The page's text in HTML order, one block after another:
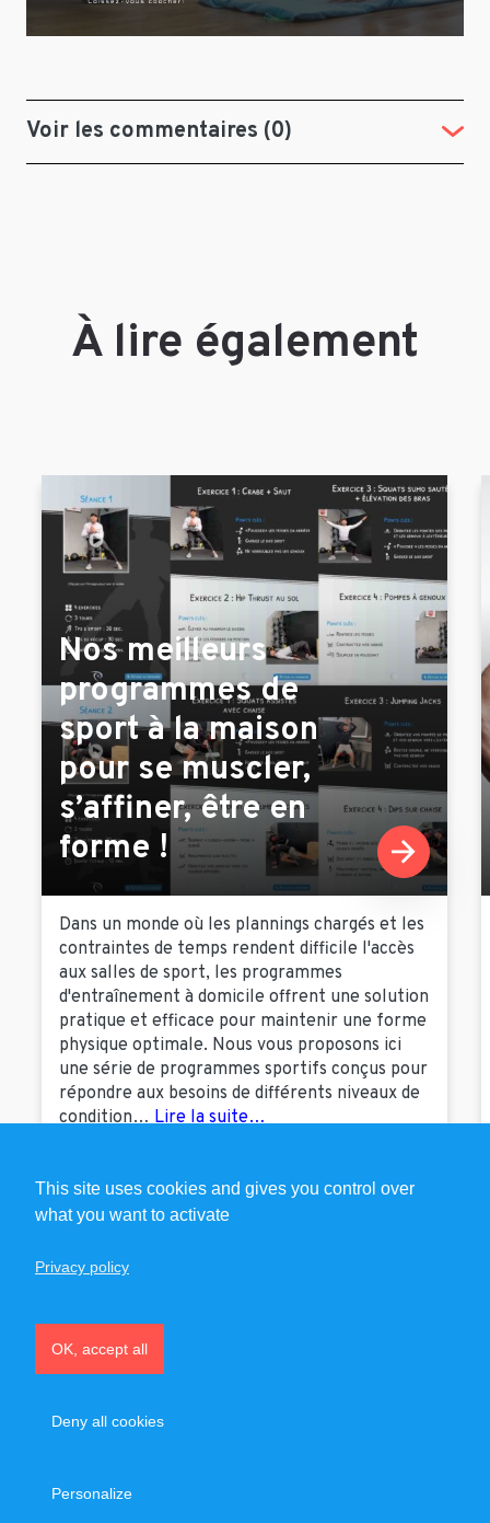
Voir les commentaires (0)
À lire également
Nos meilleurs
programmes de
sport à la maison
pour se muscler,
s’affiner, être en
forme !
Dans un monde où les plannings chargés et les
contraintes de temps rendent difficile l'accès
aux salles de sport, les programmes
d'entraînement à domicile offrent une solution
pratique et efficace pour maintenir une forme
physique optimale. Nous vous proposons ici
une série de programmes sportifs conçus pour
répondre aux besoins de différents niveaux de
condition… Lire la suite…
Mentions légales – CGU – CGV
This site uses cookies and gives you control over
what you want to activate
OK, accept all
Deny all cookies
Personalize
Privacy policy